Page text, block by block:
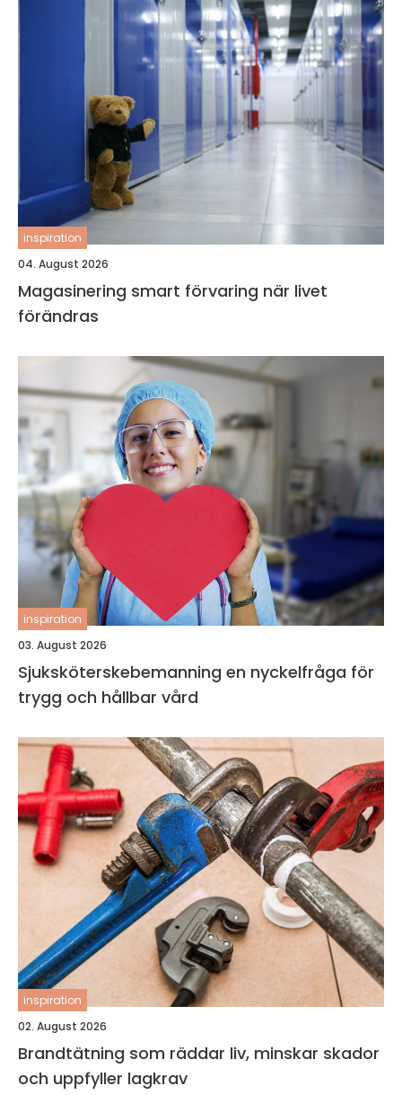
inspiration
04. August 2026
Magasinering smart förvaring när livet
förändras
inspiration
03. August 2026
Sjuksköterskebemanning en nyckelfråga för
trygg och hållbar vård
inspiration
02. August 2026
Brandtätning som räddar liv, minskar skador
och uppfyller lagkrav